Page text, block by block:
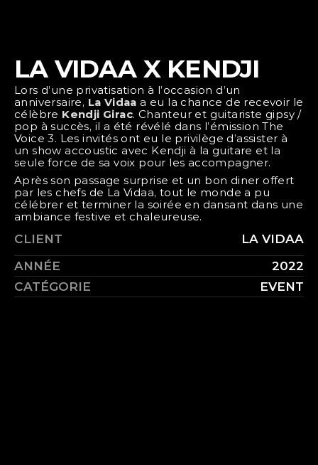
LA VIDAA X KENDJI
Lors d’une privatisation à l’occasion d’un
anniversaire, La Vidaa a eu la chance de recevoir le
célèbre Kendji Girac. Chanteur et guitariste gipsy /
pop à succès, il a été révélé dans l’émission The
Voice 3. Les invités ont eu le privilège d’assister à
un show accoustic avec Kendji à la guitare et la
seule force de sa voix pour les accompagner.
Après son passage surprise et un bon diner offert
par les chefs de La Vidaa, tout le monde a pu
célébrer et terminer la soirée en dansant dans une
ambiance festive et chaleureuse.
CLIENT
LA VIDAA
ANNÉE
2022
CATÉGORIE
EVENT